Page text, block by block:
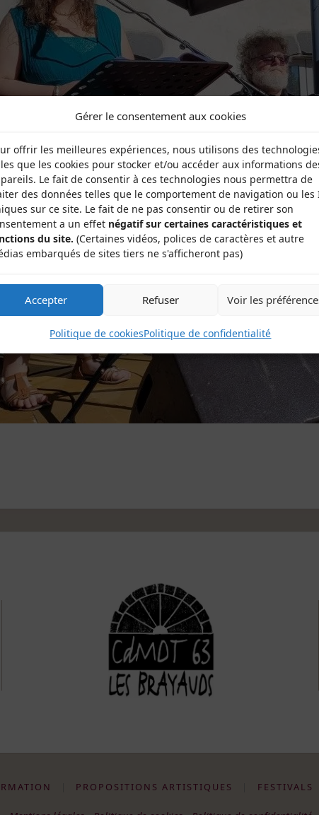
Gérer le consentement aux cookies
offrir les meilleures expériences, nous utilisons des
que les cookies pour stocker et/ou accéder aux informations
Le fait de consentir à ces technologies nous permettra de
des données telles que le comportement de navigation ou les
sur ce site. Le fait de ne pas consentir ou de retirer son
a un effet négatif sur certaines caractéristiques et
du site. (Certaines vidéos, polices de caractères et autre
embarqués de sites tiers ne s'afficheront pas)
Accepter Refuser Voir les
Politique de cookiesPolitique de confidentialité
PROPOSITIONS ARTISTIQUES FESTIVALS